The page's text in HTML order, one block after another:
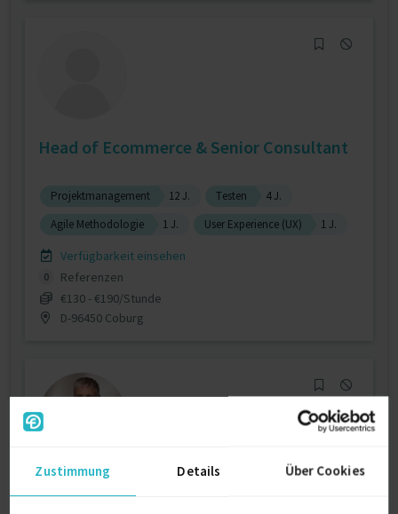
Zustimmung Details Über Cookies
Head of Ecommerce & Senior Consultant
Projektmanagement 12 J. Testen
4 J.
Agile Methodologie
1 J. User Experience (UX) 1 J.
Verfügbarkeit einsehen
0
Referenzen
€130 - €190/Stunde
D-96450 Coburg